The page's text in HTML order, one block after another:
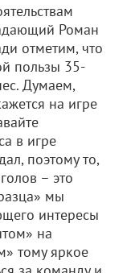
Роман
отметим, что
пользы 35-
Думаем,
на игре
в игре
поэтому то,
– это
мы
интересы
на
тому яркое